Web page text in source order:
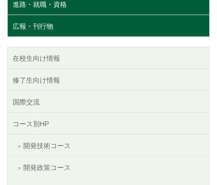
進路・就職・資格
広報・刊行物
在校生向け情報
修了生向け情報
国際交流
コース別HP
開発技術コース
開発政策コース